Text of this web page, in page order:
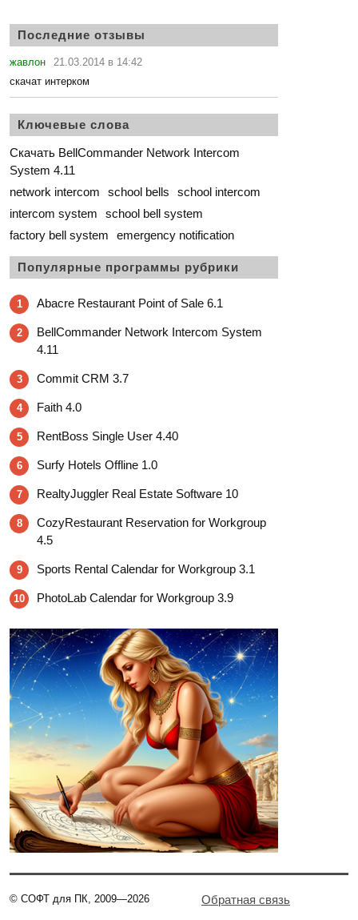
Последние отзывы
жавлон
21.03.2014 в 14:42
скачат интерком
Ключевые слова
Скачать BellCommander Network Intercom
System 4.11
network intercom
school bells
school intercom
intercom system
school bell system
factory bell system
emergency notification
Популярные программы рубрики
1 Abacre Restaurant Point of Sale 6.1
2
BellCommander Network Intercom System
4.11
3 Commit CRM 3.7
4 Faith 4.0
5 RentBoss Single User 4.40
6 Surfy Hotels Offline 1.0
7 RealtyJuggler Real Estate Software 10
8
CozyRestaurant Reservation for Workgroup
4.5
9 Sports Rental Calendar for Workgroup 3.1
10 PhotoLab Calendar for Workgroup 3.9
© СОФТ для ПК, 2009—2026
Обратная связь